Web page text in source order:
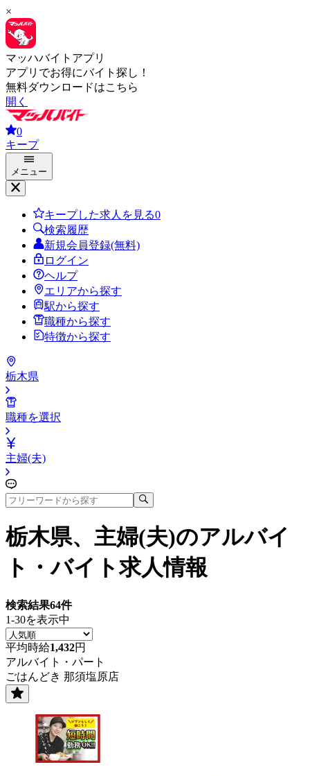
×
マッハバイトアプリ
アプリでお得にバイト探し！
無料ダウンロードはこちら
開く
0
キープ
メニュー
キープした求人を見る0
検索履歴
新規会員登録(無料)
ログイン
ヘルプ
エリアから探す
駅から探す
職種から探す
特徴から探す
栃木県
職種を選択
主婦(夫)
栃木県、主婦(夫)のアルバイ
ト・バイト求人情報
検索結果64件
1-30を表示中
平均時給1,432円
アルバイト・パート
ごはんどき 那須塩原店